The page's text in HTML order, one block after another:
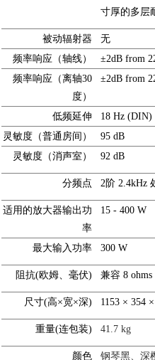
寸厚的多层
被动辐射器
无
频率响应（轴线）
±2dB from
频率响应（离轴30
度）
±2dB from
低频延伸
18 Hz (DIN)
灵敏度（普通房间）
95 dB
灵敏度（消声室）
92 dB
分频点 2阶 2.4kHz
适用的放大器输出功
率
15 - 400 W
最大输入功率 300 W
阻抗(欧姆、毫伏) 兼容 8 ohms
尺寸(高×宽×深) 1153 × 354
重量(连包装) 41.7 kg
颜色 钢琴黑、深